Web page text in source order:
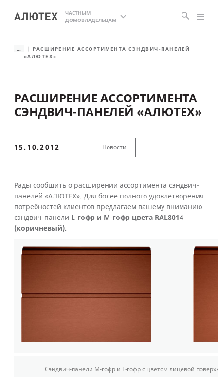
ЧАСТНЫМ
ДОМОВЛАДЕЛЬЦАМ
...
РАСШИРЕНИЕ АССОРТИМЕНТА СЭНДВИЧ-ПАНЕЛЕЙ
«АЛЮТЕХ»
РАСШИРЕНИЕ АССОРТИМЕНТА
СЭНДВИЧ-ПАНЕЛЕЙ «АЛЮТЕХ»
15.10.2012 Новости
Рады сообщить о расширении ассортимента сэндвич-
панелей «АЛЮТЕХ». Для более полного удовлетворения
потребностей клиентов предлагаем вашему вниманию
сэндвич-панели L-гофр и М-гофр цвета RAL8014
(коричневый).
Сэндвич-панели М-гофр и L-гофр с цветом лицевой